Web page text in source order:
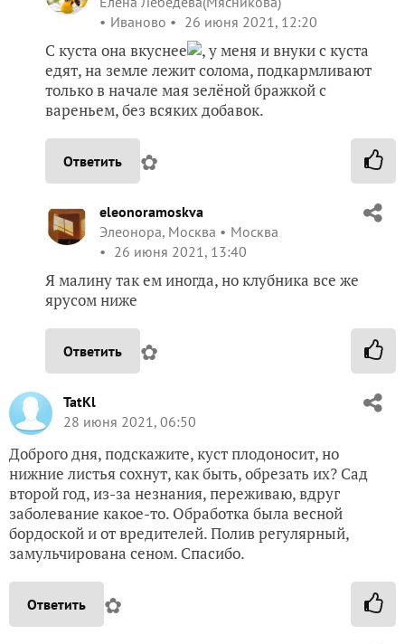
Иваново
26 июня 2021, 12:20
С куста она вкуснее
, у меня и внуки с куста
едят, на земле лежит солома, подкармливают
только в начале мая зелёной бражкой с
вареньем, без всяких добавок.
Ответить ✿
eleonoramoskva
Элеонора, Москва
Москва
26 июня 2021, 13:40
Я малину так ем иногда, но клубника все же
ярусом ниже
Ответить ✿
TatKl
28 июня 2021, 06:50
Доброго дня, подскажите, куст плодоносит, но
нижние листья сохнут, как быть, обрезать их? Сад
второй год, из-за незнания, переживаю, вдруг
заболевание какое-то. Обработка была весной
бордоской и от вредителей. Полив регулярный,
замульчирована сеном. Спасибо.
Ответить ✿